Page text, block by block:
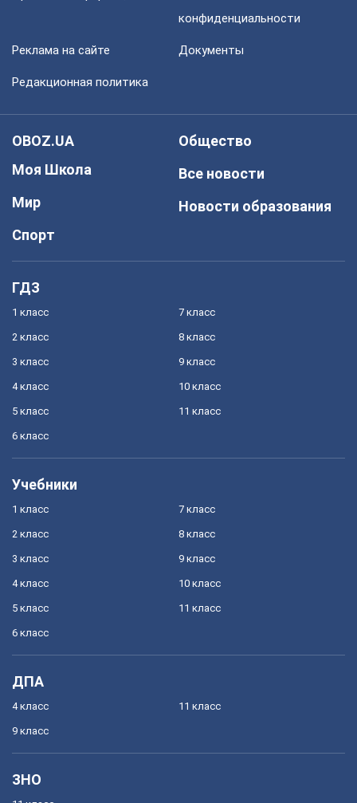
конфиденциальности
Реклама на сайте Документы
Редакционная политика
OBOZ.UA
Моя Школа
Мир
Спорт
Общество
Все новости
Новости образования
ГДЗ
1 класс
2 класс
3 класс
4 класс
5 класс
6 класс
7 класс
8 класс
9 класс
10 класс
11 класс
Учебники
1 класс
2 класс
3 класс
4 класс
5 класс
6 класс
7 класс
8 класс
9 класс
10 класс
11 класс
ДПА
4 класс
9 класс
11 класс
ЗНО